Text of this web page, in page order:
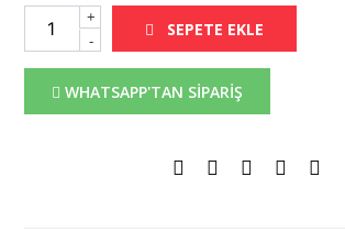
+
-
SEPETE EKLE
WHATSAPP'TAN SİPARİŞ